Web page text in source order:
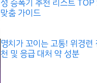
성 증폭기 추천 리스트
맞춤 가이드
명치가 꼬이는 고통! 위경련
천 및 응급 대처 약 성분